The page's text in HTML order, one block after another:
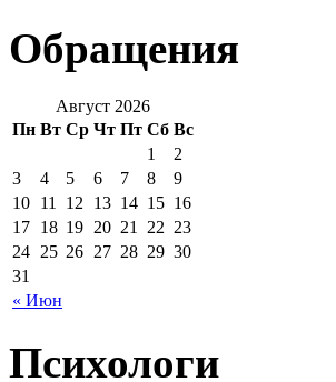
Обращения
Август 2026
Пн Вт Ср Чт Пт Сб Вс
« Июн
1
2
3
4 5 6 7 8
9
10 11 12 13 14 15 16
17 18 19 20 21 22 23
24 25 26 27 28 29 30
31
Психологи